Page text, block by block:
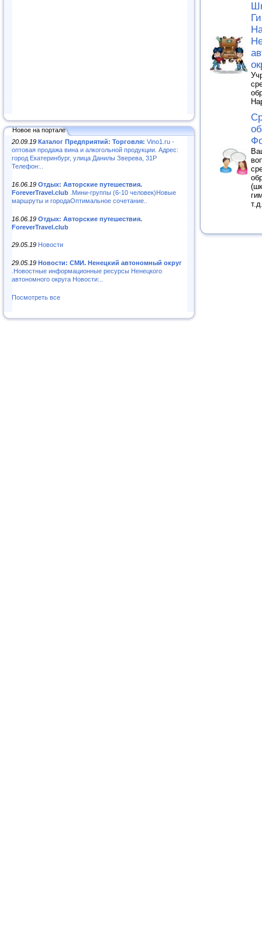
Новое на портале
20.09.19 Каталог Предприятий: Торговля: Vino1.ru -
оптовая продажа вина и алкогольной продукции. Адрес:
город Екатеринбург, улица Данилы Зверева, 31Р
Телефон:..
16.06.19 Отдых: Авторские путешествия.
ForeverTravel.club .Мини-группы (6-10 человек)Новые
маршруты и городаОптимальное сочетание..
16.06.19 Отдых: Авторские путешествия.
ForeverTravel.club
29.05.19 Новости
29.05.19 Новости: СМИ. Ненецкий автономный округ
.Новостные информационные ресурсы Ненецкого
автономного округа Новости:..
Посмотреть все